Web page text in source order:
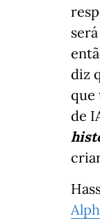
diz
que
de